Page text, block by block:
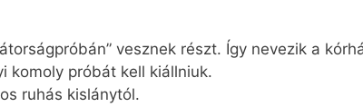
vesznek részt. Így nevezik a
komoly próbát kell kiállniuk.
ruhás kislánytól.